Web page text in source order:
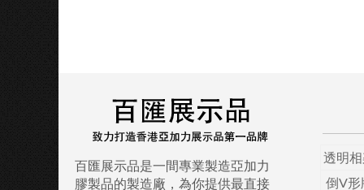
百匯展示品是一間專業製造亞加力
膠製品的製造廠，為你提供最直接
透明
倒V形